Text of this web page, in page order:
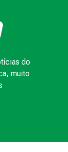
do
muito